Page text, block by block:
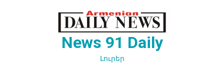
News 91 Daily
Լուրեր